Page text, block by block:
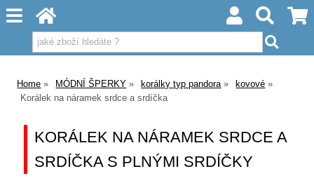
Home MÓDNÍ ŠPERKY korálky typ pandora
kovové
Korálek na náramek srdce a srdíčka
KORÁLEK NA NÁRAMEK SRDCE A
SRDÍČKA S PLNÝMI SRDÍČKY